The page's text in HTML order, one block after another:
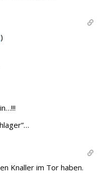
)
Knaller im Tor haben.